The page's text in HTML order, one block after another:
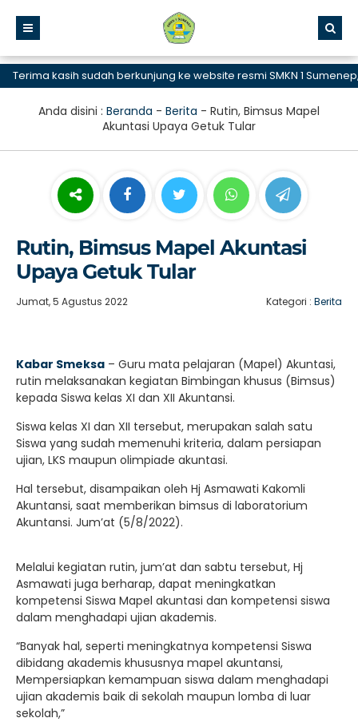
kasih sudah berkunjung ke website resmi SMKN 1 Sumenep,
Anda disini : Beranda - Berita - Rutin, Bimsus Mapel
Akuntasi Upaya Getuk Tular
Rutin, Bimsus Mapel Akuntasi
Upaya Getuk Tular
Jumat, 5 Agustus 2022 Kategori : Berita
Kabar Smeksa – Guru mata pelajaran (Mapel) Akuntasi,
rutin melaksanakan kegiatan Bimbingan khusus (Bimsus)
kepada Siswa kelas XI dan XII Akuntansi.
Siswa kelas XI dan XII tersebut, merupakan salah satu
Siswa yang sudah memenuhi kriteria, dalam persiapan
ujian, LKS maupun olimpiade akuntasi.
Hal tersebut, disampaikan oleh Hj Asmawati Kakomli
Akuntansi, saat memberikan bimsus di laboratorium
Akuntansi. Jum’at (5/8/2022).
Melalui kegiatan rutin, jum’at dan sabtu tersebut, Hj
Asmawati juga berharap, dapat meningkatkan
kompetensi Siswa Mapel akuntasi dan kompetensi siswa
dalam menghadapi ujian akademis.
“Banyak hal, seperti meningkatnya kompetensi Siswa
dibidang akademis khususnya mapel akuntansi,
Mempersiapkan kemampuan siswa dalam menghadapi
ujian akademis baik di sekolah maupun lomba di luar
sekolah,”